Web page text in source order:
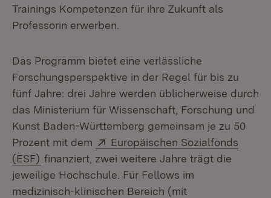
Trainings Kompetenzen für ihre Zukunft als
Professorin erwerben.
Das Programm bietet eine verlässliche
Forschungsperspektive in der Regel für bis zu
fünf Jahre: drei Jahre werden üblicherweise durch
das Ministerium für Wissen­schaft, Forschung und
Kunst Baden-Württemberg gemeinsam je zu 50
Prozent mit dem
Extern:
Europäischen Sozialfonds
(ESF) (Öffnet in neuem Fenster)
finanziert, zwei weitere Jahre trägt die
jeweilige Hochschule. Für Fellows im
medizinisch-klinischen Bereich (mit